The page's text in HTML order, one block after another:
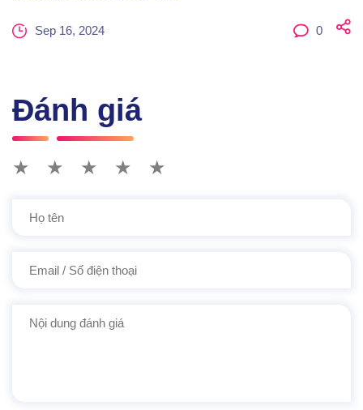
Sep 16, 2024 0
Đánh giá
★ ★ ★ ★ ★